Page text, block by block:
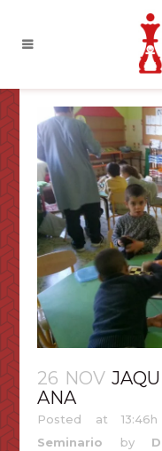
26 NOV
ANA
Posted at 13:46h
Seminario
by